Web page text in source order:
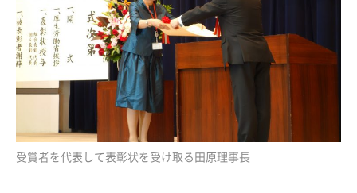
受賞者を代表して表彰状を受け取る田原理事長